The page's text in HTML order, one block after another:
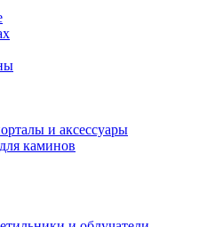
и аксессуары
каминов